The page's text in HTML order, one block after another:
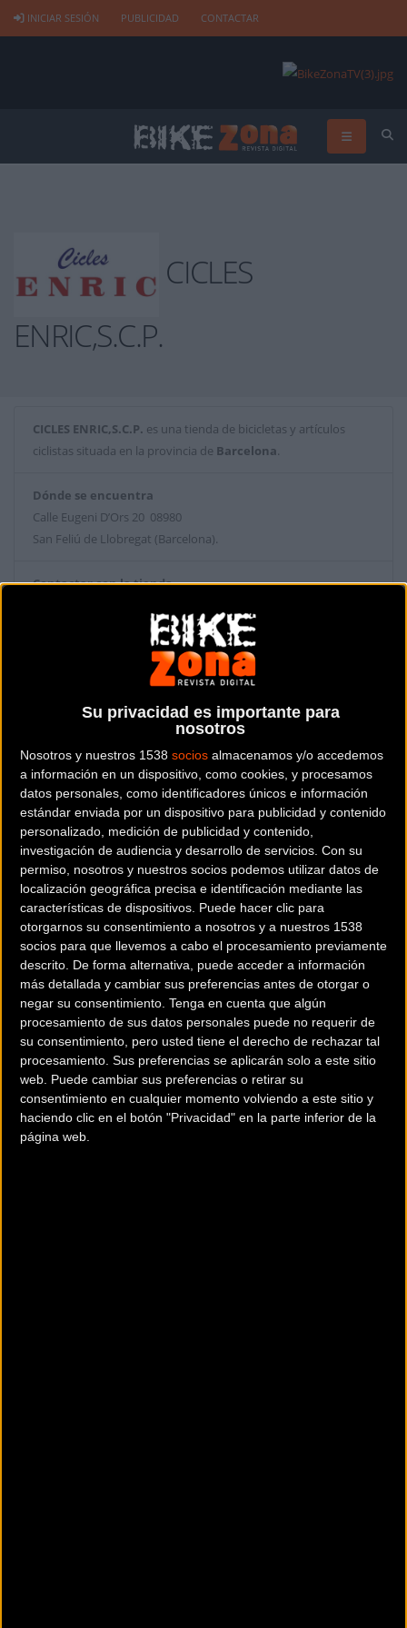
Su privacidad es importante para
nosotros
Nosotros y nuestros 1538 socios almacenamos y/o accedemos
a información en un dispositivo, como cookies, y procesamos
datos personales, como identificadores únicos e información
estándar enviada por un dispositivo para publicidad y contenido
personalizado, medición de publicidad y contenido,
investigación de audiencia y desarrollo de servicios. Con su
permiso, nosotros y nuestros socios podemos utilizar datos de
localización geográfica precisa e identificación mediante las
características de dispositivos. Puede hacer clic para
otorgarnos su consentimiento a nosotros y a nuestros 1538
socios para que llevemos a cabo el procesamiento previamente
descrito. De forma alternativa, puede acceder a información
más detallada y cambiar sus preferencias antes de otorgar o
negar su consentimiento. Tenga en cuenta que algún
procesamiento de sus datos personales puede no requerir de
su consentimiento, pero usted tiene el derecho de rechazar tal
procesamiento. Sus preferencias se aplicarán solo a este sitio
web. Puede cambiar sus preferencias o retirar su
consentimiento en cualquier momento volviendo a este sitio y
haciendo clic en el botón "Privacidad" en la parte inferior de la
página web.
INICIAR SESIÓN PUBLICIDAD CONTACTAR
CICLES
ENRIC,S.C.P.
CICLES ENRIC,S.C.P. es una tienda de bicicletas y artículos
ciclistas situada en la provincia de Barcelona.
Dónde se encuentra
Calle Eugeni D’Ors 20 08980
San Feliú de Llobregat (Barcelona).
Contactar con la tienda
Web y RRSS de la tienda
© 1987–2026 HERE
200 km
¿Eres el propietario de esta tienda? Descubre cómo
hacerte tienda
Premium para llegar a más clientes.
Comercios Bz Premium
MC SKI BIKE